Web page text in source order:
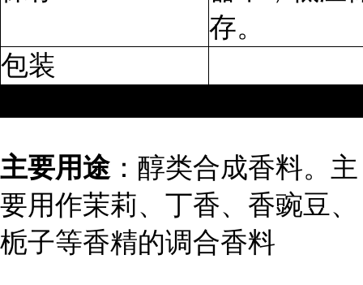
存。
包装
主要用途 ：醇类合成香料。主
要用作茉莉、丁香、香豌豆、
栀子等香精的调合香料